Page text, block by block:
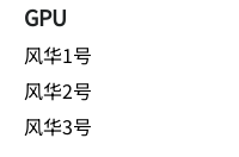
GPU
风华1号
风华2号
风华3号